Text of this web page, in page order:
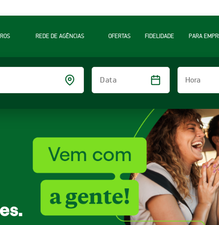
REDE DE AGÊNCIAS OFERTAS FIDELIDADE PARA
Data
Hora